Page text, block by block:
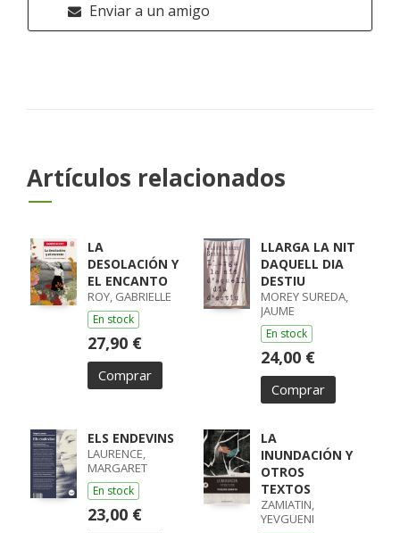
Enviar a un amigo
Artículos relacionados
LA
DESOLACIÓN Y
EL ENCANTO
ROY, GABRIELLE
En stock
27,90 €
Comprar
LLARGA LA NIT
DAQUELL DIA
DESTIU
MOREY SUREDA,
JAUME
En stock
24,00 €
Comprar
ELS ENDEVINS
LAURENCE,
MARGARET
En stock
23,00 €
LA
INUNDACIÓN Y
OTROS
TEXTOS
ZAMIATIN,
YEVGUENI